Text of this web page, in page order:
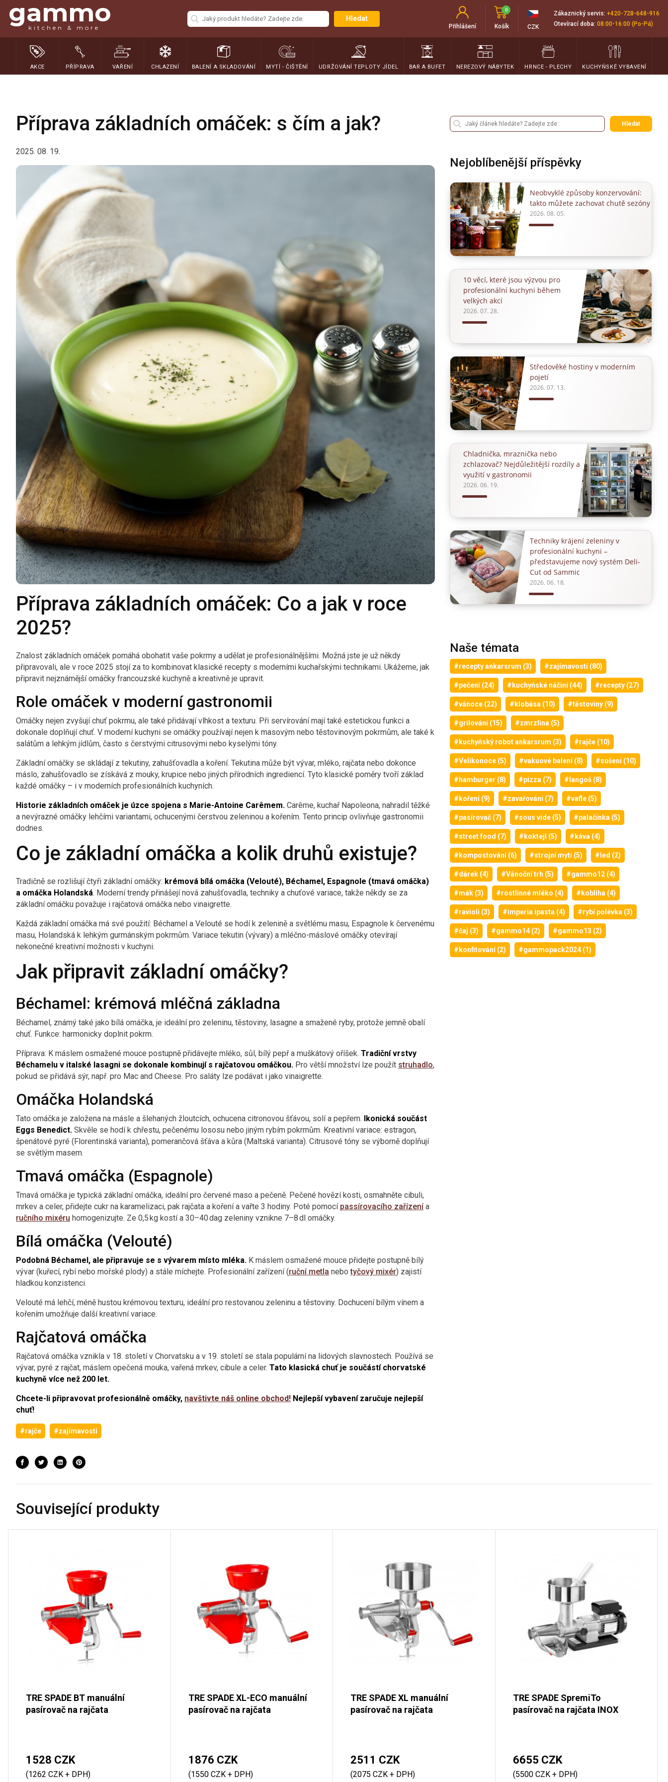
gammo
kitchen & more
Hledat
Přihlášení Košík
0
CZK
Zákaznický servis: +420-728-648-916
Otevírací doba: 08:00-16:00 (Po-Pá)
AKCE PŘÍPRAVA VAŘENÍ CHLAZENÍ BALENÍ A SKLADOVÁNÍ MYTÍ - ČIŠTĚNÍ UDRŽOVÁNÍ TEPLOTY JÍDEL BAR A BUFET NEREZOVÝ NÁBYTEK HRNCE - PLECHY KUCHYŇSKÉ VYBAVENÍ
Příprava základních omáček: s čím a jak?
2025. 08. 19.
Příprava základních omáček: Co a jak v roce
2025?
Znalost základních omáček pomáhá obohatit vaše pokrmy a udělat je profesionálnějšími. Možná jste je už někdy
připravovali, ale v roce 2025 stojí za to kombinovat klasické recepty s moderními kuchařskými technikami. Ukážeme, jak
připravit nejznámější omáčky francouzské kuchyně a kreativně je upravit.
Role omáček v moderní gastronomii
Omáčky nejen zvyšují chuť pokrmu, ale také přidávají vlhkost a texturu. Při servírování mají také estetickou funkci a
dokonale doplňují chuť. V moderní kuchyni se omáčky používají nejen k masovým nebo těstovinovým pokrmům, ale také k
salátům a lehkým jídlům, často s čerstvými citrusovými nebo kyselými tóny.
Základní omáčky se skládají z tekutiny, zahušťovadla a koření. Tekutina může být vývar, mléko, rajčata nebo dokonce
máslo, zahušťovadlo se získává z mouky, krupice nebo jiných přírodních ingrediencí. Tyto klasické poměry tvoří základ
každé omáčky – i v moderních profesionálních kuchyních.
Historie základních omáček je úzce spojena s Marie-Antoine Carêmem. Carême, kuchař Napoleona, nahradil těžké
a nevýrazné omáčky lehčími variantami, ochucenými čerstvou zeleninou a kořením. Tento princip ovlivňuje gastronomii
dodnes.
Co je základní omáčka a kolik druhů existuje?
Tradičně se rozlišují čtyři základní omáčky: krémová bílá omáčka (Velouté), Béchamel, Espagnole (tmavá omáčka)
a omáčka Holandská. Moderní trendy přinášejí nová zahušťovadla, techniky a chuťové variace, takže někdy se za
základní omáčku považuje i rajčatová omáčka nebo vinaigrette.
Každá základní omáčka má své použití: Béchamel a Velouté se hodí k zelenině a světlému masu, Espagnole k červenému
masu, Holandská k lehkým gurmánským pokrmům. Variace tekutin (vývary) a mléčno-máslové omáčky otevírají
nekonečné kreativní možnosti v kuchyni.
Jak připravit základní omáčky?
Béchamel: krémová mléčná základna
Béchamel, známý také jako bílá omáčka, je ideální pro zeleninu, těstoviny, lasagne a smažené ryby, protože jemně obalí
chuť. Funkce: harmonicky doplnit pokrm.
Příprava: K máslem osmažené mouce postupně přidávejte mléko, sůl, bílý pepř a muškátový oříšek. Tradiční vrstvy
Béchamelu v italské lasagni se dokonale kombinují s rajčatovou omáčkou. Pro větší množství lze použít struhadlo,
pokud se přidává sýr, např. pro Mac and Cheese. Pro saláty lze podávat i jako vinaigrette.
Omáčka Holandská
Tato omáčka je založena na másle a šlehaných žloutcích, ochucena citronovou šťávou, solí a pepřem.
Ikonická součást
Eggs Benedict. Skvěle se hodí k chřestu, pečenému lososu nebo jiným rybím pokrmům. Kreativní variace: estragon,
špenátové pyré (Florentinská varianta), pomerančová šťáva a kůra (Maltská varianta). Citrusové tóny se výborně doplňují
se světlým masem.
Tmavá omáčka (Espagnole)
Tmavá omáčka je typická základní omáčka, ideální pro červené maso a pečeně. Pečené hovězí kosti, osmahněte cibuli,
mrkev a celer, přidejte cukr na karamelizaci, pak rajčata a koření a vařte 3 hodiny. Poté pomocí passírovacího zařízenía
ručního mixéru homogenizujte. Ze 0,5 kg kostí a 30–40 dag zeleniny vznikne 7–8 dl omáčky.
Bílá omáčka (Velouté)
Podobná Béchamel, ale připravuje se s vývarem místo mléka. K máslem osmažené mouce přidejte postupně bílý
vývar (kuřecí, rybí nebo mořské plody) a stále míchejte. Profesionální zařízení (ruční metla nebotyčový mixér) zajistí
hladkou konzistenci.
Velouté má lehčí, méně hustou krémovou texturu, ideální pro restovanou zeleninu a těstoviny. Dochucení bílým vínem a
kořením umožňuje další kreativní variace.
Rajčatová omáčka
Rajčatová omáčka vznikla v 18. století v Chorvatsku a v 19. století se stala populární na lidových slavnostech. Používá se
vývar, pyré z rajčat, máslem opečená mouka, vařená mrkev, cibule a celer. Tato klasická chuť je součástí chorvatské
kuchyně více než 200 let.
Chcete-li připravovat profesionálně omáčky, navštivte náš online obchod! Nejlepší vybavení zaručuje nejlepší
chuť!
#rajče #zajímavostí
Hledat
Nejoblíbenější příspěvky
Neobvyklé způsoby konzervování:
takto můžete zachovat chutě sezóny
2026. 08. 05.
10 věcí, které jsou výzvou pro
profesionální kuchyni během
velkých akcí
2026. 07. 28.
Středověké hostiny v moderním
pojetí
2026. 07. 13.
Chladnička, mraznička nebo
zchlazovač? Nejdůležitější rozdíly a
využití v gastronomii
2026. 06. 19.
Techniky krájení zeleniny v
profesionální kuchyni –
představujeme nový systém Deli-
Cut od Sammic
2026. 06. 18.
Naše témata
#recepty ankarsrum (3) #zajímavostí (80)
#pečení (24) #kuchyňské náčiní (44) #recepty (27)
#vánoce (22) #klobása (10) #těstoviny (9)
#grilování (15) #zmrzlina (5)
#kuchyňský robot ankarsrum (3) #rajče (10)
#Velikonoce (5) #vakuové balení (8) #sušení (10)
#hamburger (8) #pizza (7) #langoš (8)
#koření (9) #zavařování (7) #vafle (5)
#pasírovač (7) #sous vide (5) #palačinka (5)
#street food (7) #koktejl (5) #káva (4)
#kompostování (6) #strojní mytí (5) #led (2)
#dárek (4) #Vánoční trh (5) #gammo12 (4)
#mák (3) #rostlinné mléko (4) #kobliha (4)
#ravioli (3) #imperia ipasta (4) #rybí polévka (3)
#čaj (3) #gammo14 (2) #gammo13 (2)
#konfitování (2) #gammopack2024 (1)
Související produkty
TRE SPADE BT manuální
pasírovač na rajčata
1528 CZK
(1262 CZK + DPH)
TRE SPADE XL-ECO manuální
pasírovač na rajčata
1876 CZK
(1550 CZK + DPH)
TRE SPADE XL manuální
pasírovač na rajčata
2511 CZK
(2075 CZK + DPH)
TRE SPADE SpremiTo
pasírovač na rajčata INOX
6655 CZK
(5500 CZK + DPH)